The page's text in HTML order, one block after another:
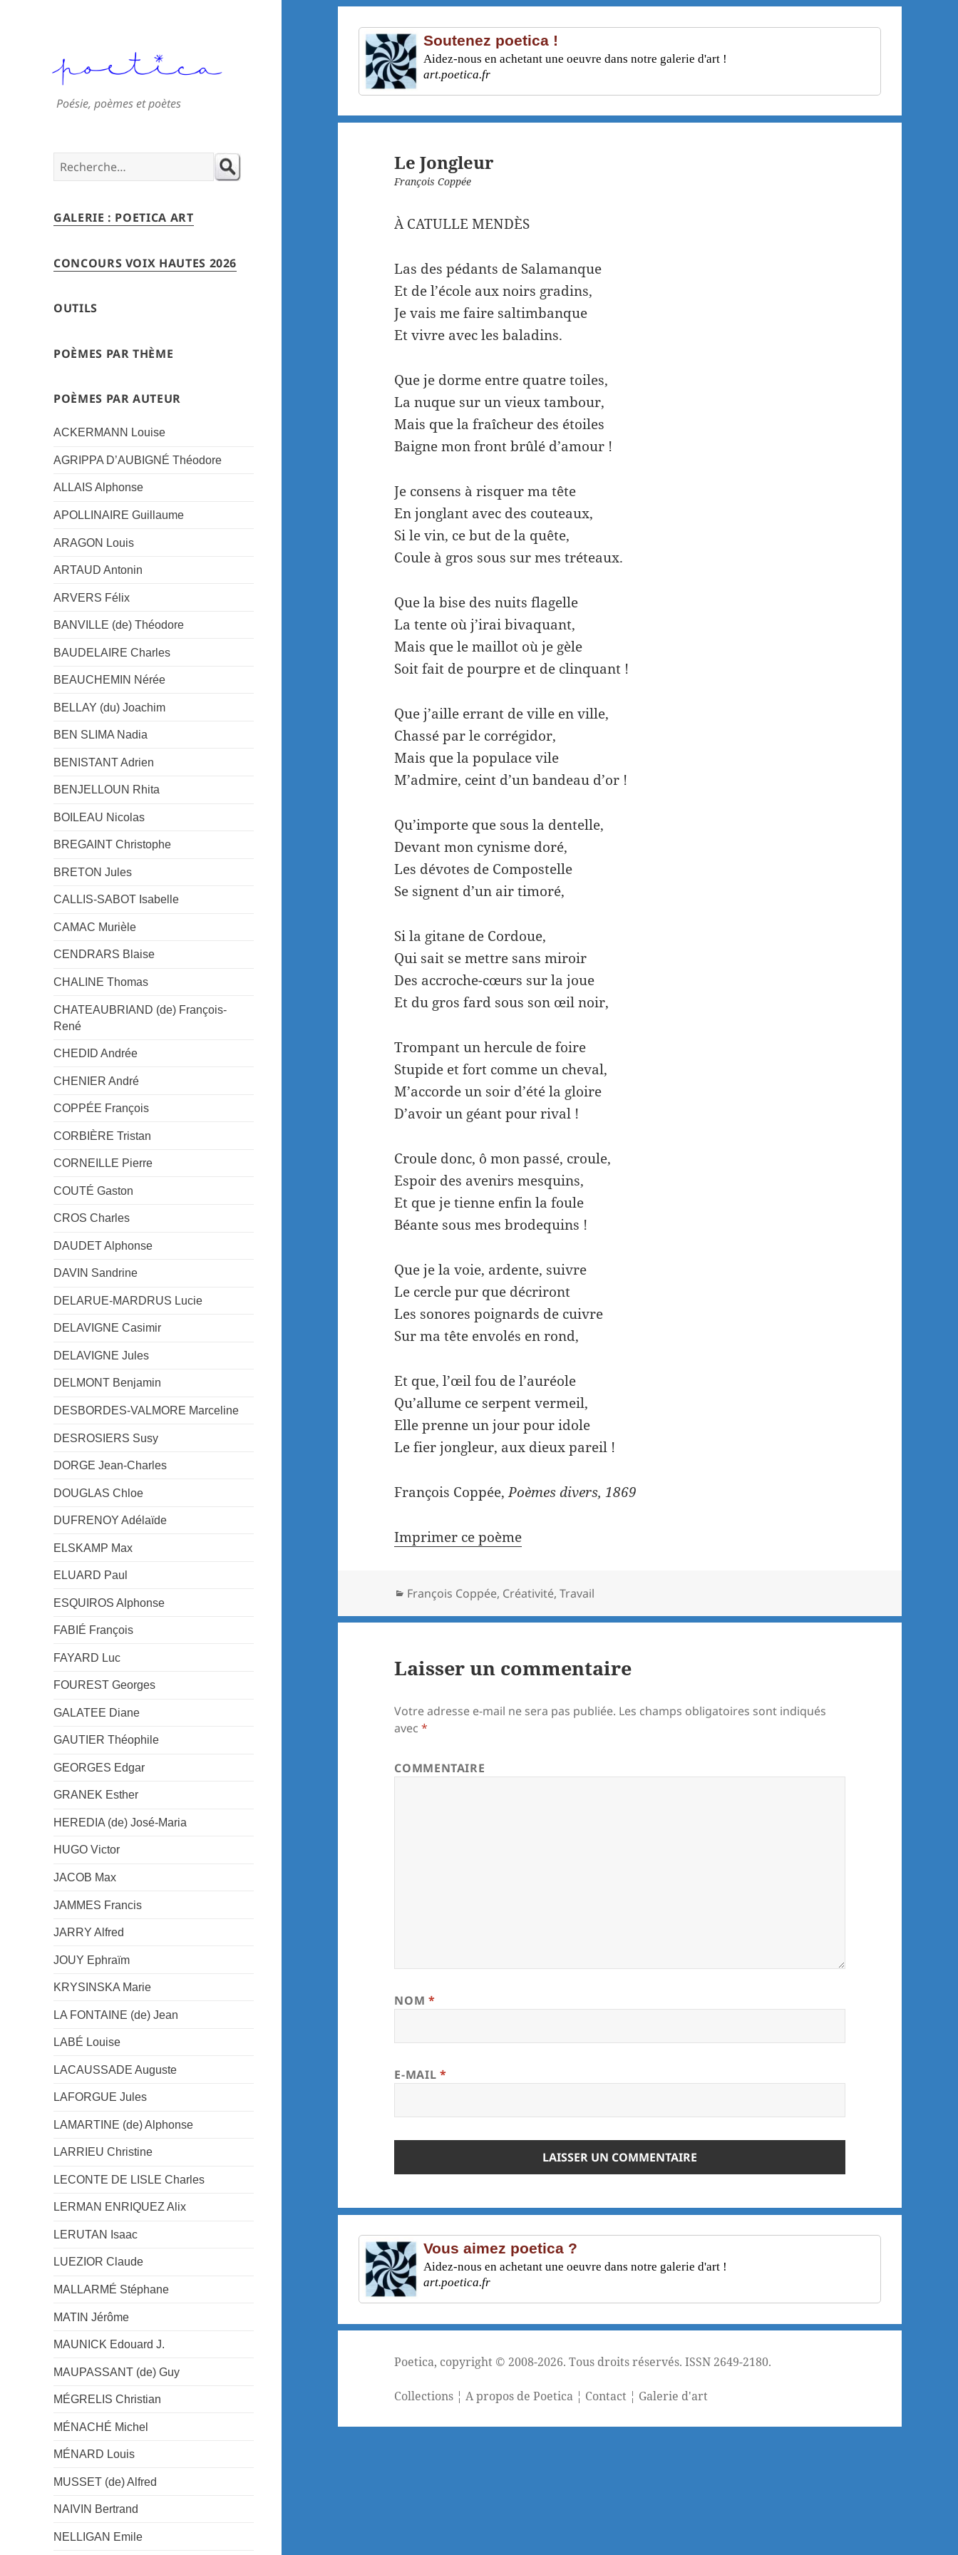
Poésie, poèmes et poètes
Search
for:
GALERIE : POETICA ART
CONCOURS VOIX HAUTES 2026
OUTILS
POÈMES PAR THÈME
POÈMES PAR AUTEUR
ACKERMANN Louise
AGRIPPA D’AUBIGNÉ Théodore
ALLAIS Alphonse
APOLLINAIRE Guillaume
ARAGON Louis
ARTAUD Antonin
ARVERS Félix
BANVILLE (de) Théodore
BAUDELAIRE Charles
BEAUCHEMIN Nérée
BELLAY (du) Joachim
BEN SLIMA Nadia
BENISTANT Adrien
BENJELLOUN Rhita
BOILEAU Nicolas
BREGAINT Christophe
BRETON Jules
CALLIS-SABOT Isabelle
CAMAC Murièle
CENDRARS Blaise
CHALINE Thomas
CHATEAUBRIAND (de) François-
René
CHEDID Andrée
CHENIER André
COPPÉE François
CORBIÈRE Tristan
CORNEILLE Pierre
COUTÉ Gaston
CROS Charles
DAUDET Alphonse
DAVIN Sandrine
DELARUE-MARDRUS Lucie
DELAVIGNE Casimir
DELAVIGNE Jules
DELMONT Benjamin
DESBORDES-VALMORE Marceline
DESROSIERS Susy
DORGE Jean-Charles
DOUGLAS Chloe
DUFRENOY Adélaïde
ELSKAMP Max
ELUARD Paul
ESQUIROS Alphonse
FABIÉ François
FAYARD Luc
FOUREST Georges
GALATEE Diane
GAUTIER Théophile
GEORGES Edgar
GRANEK Esther
HEREDIA (de) José-Maria
HUGO Victor
JACOB Max
JAMMES Francis
JARRY Alfred
JOUY Ephraïm
KRYSINSKA Marie
LA FONTAINE (de) Jean
LABÉ Louise
LACAUSSADE Auguste
LAFORGUE Jules
LAMARTINE (de) Alphonse
LARRIEU Christine
LECONTE DE LISLE Charles
LERMAN ENRIQUEZ Alix
LERUTAN Isaac
LUEZIOR Claude
MALLARMÉ Stéphane
MATIN Jérôme
MAUNICK Edouard J.
MAUPASSANT (de) Guy
MÉGRELIS Christian
MÉNACHÉ Michel
MÉNARD Louis
MUSSET (de) Alfred
NAIVIN Bertrand
NELLIGAN Emile
Soutenez poetica !
Aidez-nous en achetant une oeuvre dans notre galerie d'art !
art.poetica.fr
Le Jongleur
François Coppée
À CATULLE MENDÈS
Las des pédants de Salamanque
Et de l’école aux noirs gradins,
Je vais me faire saltimbanque
Et vivre avec les baladins.
Que je dorme entre quatre toiles,
La nuque sur un vieux tambour,
Mais que la fraîcheur des étoiles
Baigne mon front brûlé d’amour !
Je consens à risquer ma tête
En jonglant avec des couteaux,
Si le vin, ce but de la quête,
Coule à gros sous sur mes tréteaux.
Que la bise des nuits flagelle
La tente où j’irai bivaquant,
Mais que le maillot où je gèle
Soit fait de pourpre et de clinquant !
Que j’aille errant de ville en ville,
Chassé par le corrégidor,
Mais que la populace vile
M’admire, ceint d’un bandeau d’or !
Qu’importe que sous la dentelle,
Devant mon cynisme doré,
Les dévotes de Compostelle
Se signent d’un air timoré,
Si la gitane de Cordoue,
Qui sait se mettre sans miroir
Des accroche-cœurs sur la joue
Et du gros fard sous son œil noir,
Trompant un hercule de foire
Stupide et fort comme un cheval,
M’accorde un soir d’été la gloire
D’avoir un géant pour rival !
Croule donc, ô mon passé, croule,
Espoir des avenirs mesquins,
Et que je tienne enfin la foule
Béante sous mes brodequins !
Que je la voie, ardente, suivre
Le cercle pur que décriront
Les sonores poignards de cuivre
Sur ma tête envolés en rond,
Et que, l’œil fou de l’auréole
Qu’allume ce serpent vermeil,
Elle prenne un jour pour idole
Le fier jongleur, aux dieux pareil !
François Coppée,Poèmes divers, 1869
Imprimer ce poème
Catégories
François Coppée, Créativité,Travail
Laisser un commentaire
Votre adresse e-mail ne sera pas publiée. Les champs obligatoires sont indiqués
avec*
COMMENTAIRE
NOM *
E-MAIL *
Vous aimez poetica ?
Aidez-nous en achetant une oeuvre dans notre galerie d'art !
art.poetica.fr
Poetica, copyright © 2008-2026. Tous droits réservés. ISSN 2649-2180.
Collections ¦A propos de Poetica ¦ Contact ¦ Galerie d'art